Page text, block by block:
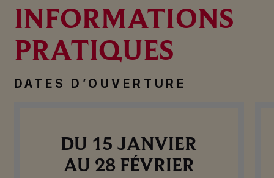
INFORMATIONS
PRATIQUES
DATES D’OUVERTURE
DU 15 JANVIER
AU 28 FÉVRIER